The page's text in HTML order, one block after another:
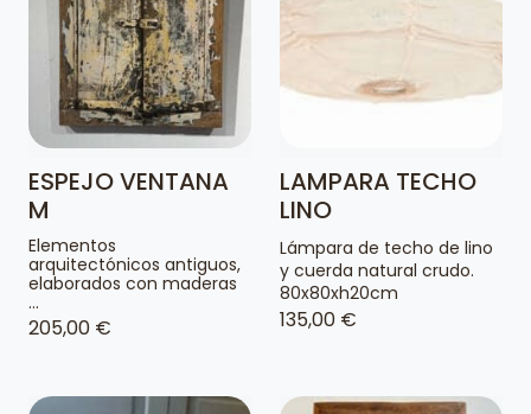
ESPEJO VENTANA
M
Elementos
arquitectónicos antiguos,
elaborados con maderas
...
205,00 €
LAMPARA TECHO
LINO
Lámpara de techo de lino
y cuerda natural crudo.
80x80xh20cm
135,00 €